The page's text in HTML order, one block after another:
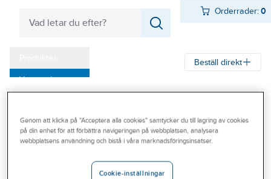
Orderrader:0
Varumärken
Outlet
Branscher
Beställ direkt
IRONSIDE
Genom att klicka på "Acceptera alla cookies" samtycker du till lagring av cookies
på din enhet för att förbättra navigeringen på webbplatsen, analysera
webbplatsens användning och bistå i våra marknadsföringsinsatser.
Cookie-inställningar